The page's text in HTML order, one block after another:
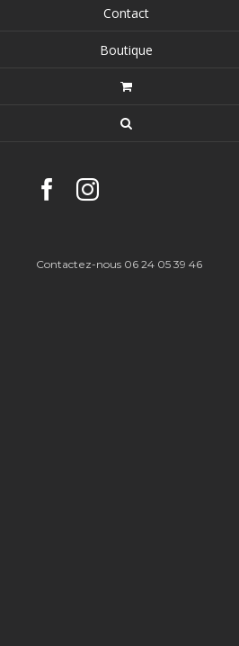
Contact
Boutique
Facebook
Instagram
Contactez-nous 06 24 05 39 46